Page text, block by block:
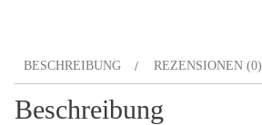
BESCHREIBUNG REZENSIONEN (0)
Beschreibung